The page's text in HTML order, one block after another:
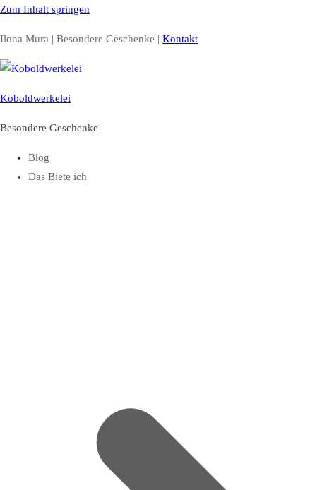
Zum Inhalt springen
Ilona Mura | Besondere Geschenke | Kontakt
Koboldwerkelei
Besondere Geschenke
Blog
Das Biete ich